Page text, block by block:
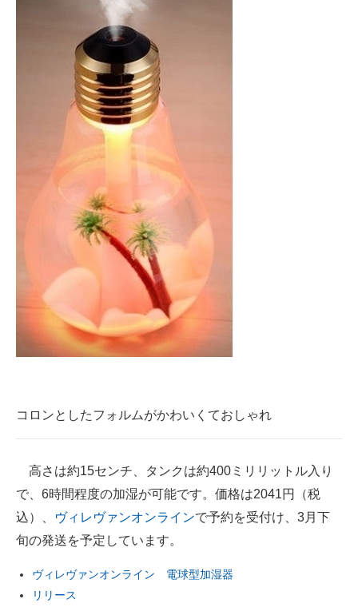
エネルギーの専門メディア
建設×テクノロジーの最前線
ちょっと気になるネットの話題
コロンとしたフォルムがかわいくておしゃれ
高さは約15センチ、タンクは約400ミリリットル入り
で、6時間程度の加湿が可能です。価格は2041円（税
込）、
ヴィレヴァンオンラインで予約を受付け、3月下
旬の発送を予定しています。
ヴィレヴァンオンライン 電球型加湿器
リリース